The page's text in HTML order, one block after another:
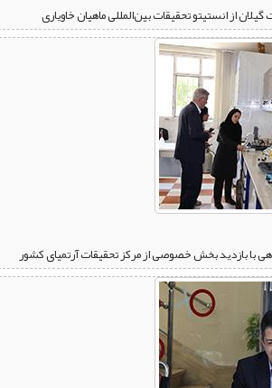
از انستیتو تحقیقات بین‌المللی ماهیان خاویاری
با بازدید بخش خصوصی از مرکز تحقیقات آرتمیای کشور